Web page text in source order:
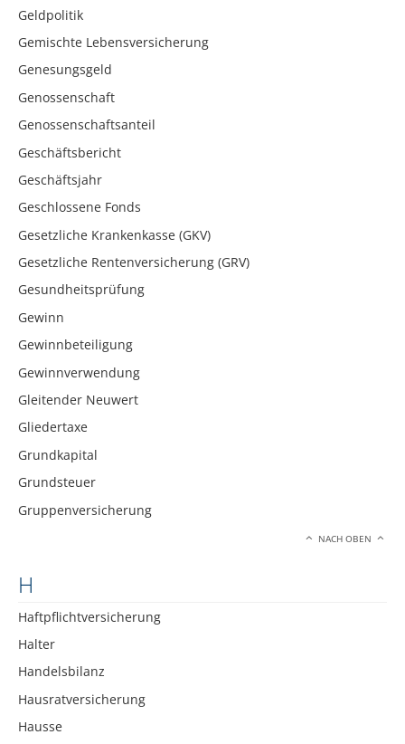
Geldpolitik
Gemischte Lebensversicherung
Genesungsgeld
Genossenschaft
Genossenschaftsanteil
Geschäftsbericht
Geschäftsjahr
Geschlossene Fonds
Gesetzliche Krankenkasse (GKV)
Gesetzliche Rentenversicherung (GRV)
Gesundheitsprüfung
Gewinn
Gewinnbeteiligung
Gewinnverwendung
Gleitender Neuwert
Gliedertaxe
Grundkapital
Grundsteuer
Gruppenversicherung
NACH OBEN
H
Haftpflichtversicherung
Halter
Handelsbilanz
Hausratversicherung
Hausse